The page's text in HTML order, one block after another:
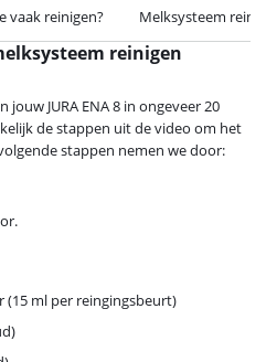
vaak reinigen? Melksysteem
reinigen
jouw JURA ENA 8 in ongeveer 20
de stappen uit de video om het
stappen nemen we door:
(15 ml per reingingsbeurt)